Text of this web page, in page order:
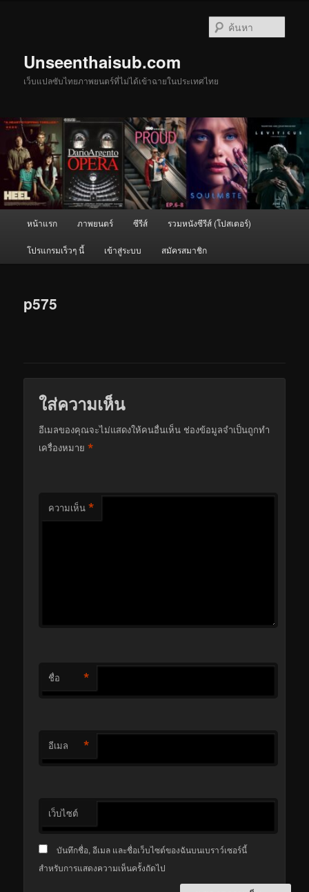
Unseenthaisub.com
เว็บแปลซับไทยภาพยนตร์ที่ไม่ได้เข้าฉายในประเทศไทย
หน้าแรก ภาพยนตร์ ซีรีส์ รวมหนังซีรีส์ (โปสเตอร์)
โปรแกรมเร็วๆ นี้ เข้าสู่ระบบ สมัครสมาชิก
p575
ใส่ความเห็น
อีเมลของคุณจะไม่แสดงให้คนอื่นเห็น ช่องข้อมูลจำเป็นถูกทำ
เครื่องหมาย*
ความเห็น *
ชื่อ *
อีเมล *
เว็บไซต์
บันทึกชื่อ, อีเมล และชื่อเว็บไซต์ของฉันบนเบราว์เซอร์นี้
สำหรับการแสดงความเห็นครั้งถัดไป